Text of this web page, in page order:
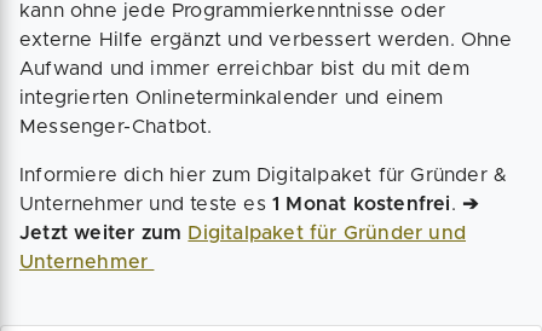
kann ohne jede Programmierkenntnisse oder
externe Hilfe ergänzt und verbessert werden. Ohne
Aufwand und immer erreichbar bist du mit dem
integrierten Onlineterminkalender und einem
Messenger-Chatbot.
Informiere dich hier zum Digitalpaket für Gründer &
Unternehmer und teste es 1 Monat kostenfrei. ➔
Jetzt weiter zum Digitalpaket für Gründer und
Unternehmer